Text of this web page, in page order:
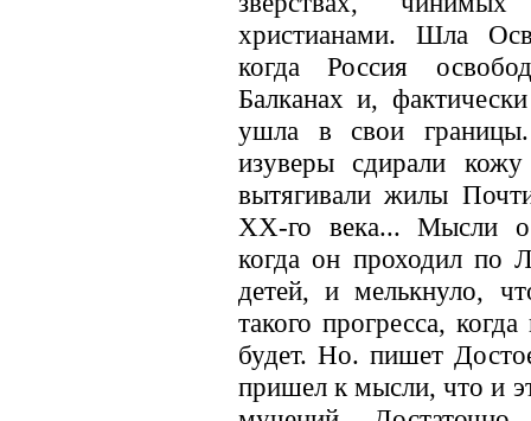
христианами. Шла
когда Россия
Балканах и,
ушла в свои
изуверы сдирали
вытягивали жилы
ХХ-го века... Мысли о
когда он проходил по
детей, и мелькнуло,
такого прогресса,
будет. Но. пишет
пришел к мысли, что и